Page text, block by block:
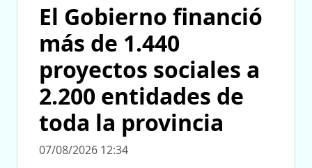
El Gobierno financió
más de 1.440
proyectos sociales a
2.200 entidades de
toda la provincia
07/08/2026 12:34